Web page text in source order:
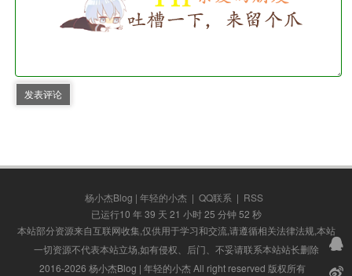
发表评论
杨小杰Blog | 年轻的小杰 | QQ联系 | RSS
已运行10 年 39 天 21 小时 25 分钟 52 秒
本站部分资源来自互联网收集,仅供用于学习和交流,请遵循相关法律法规,本站
一切资源不代表本站立场,如有侵权、后门、不妥请联系本站站长删除
2016-2026 杨小杰Blog | 年轻的小杰 All right reserved 版权所有